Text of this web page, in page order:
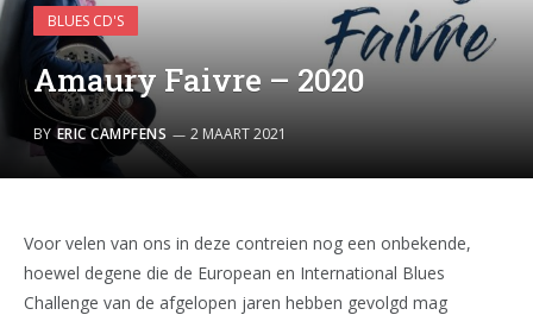
BLUES CD'S
Amaury Faivre – 2020
BY ERIC CAMPFENS 2 MAART 2021
Voor velen van ons in deze contreien nog een onbekende,
hoewel degene die de European en International Blues
Challenge van de afgelopen jaren hebben gevolgd mag